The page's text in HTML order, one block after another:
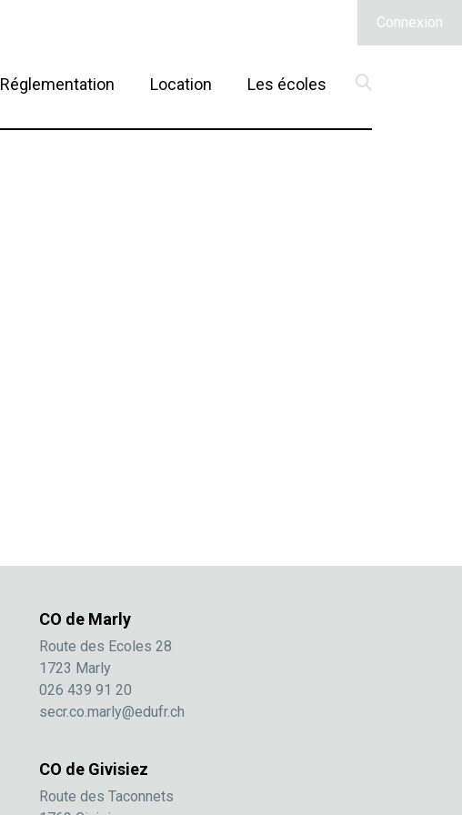
Réglementation Location (current)Les écoles
Connexion
CO de Marly
Route des Ecoles 28
1723 Marly
026 439 91 20
secr.co.marly@edufr.ch
CO de Givisiez
Route des Taconnets